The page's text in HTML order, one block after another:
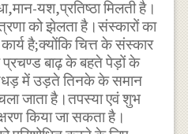
यश,प्रतिष्ठा मिलती है।
को झेलता है।संस्कारों का
है;क्योंकि चित्त के संस्कार
बाढ़ के बहते पेड़ों के
में उड़ते तिनके के समान
जाता है।तपस्या एवं शुभ
किया जा सकता है।